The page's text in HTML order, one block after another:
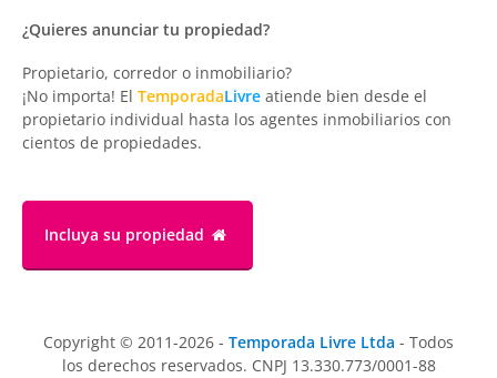
¿Quieres anunciar tu propiedad?
Propietario, corredor o inmobiliario?
¡No importa! El TemporadaLivre atiende bien desde el
propietario individual hasta los agentes inmobiliarios con
cientos de propiedades.
Incluya su propiedad
Copyright © 2011-2026 - Temporada Livre Ltda - Todos
los derechos reservados. CNPJ 13.330.773/0001-88